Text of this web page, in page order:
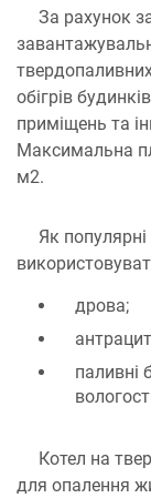
За рахунок
обігрів
приміщень та
Максимальна
м2.
Як
дрова;
паливні
Котел на
для опалення